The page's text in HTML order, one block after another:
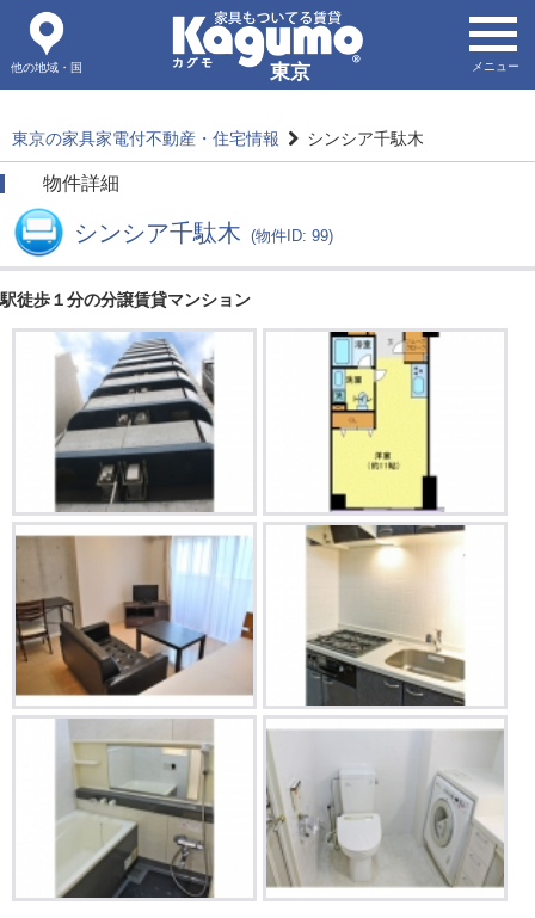
東京
他の地域・国 メニュー
東京の家具家電付不動産・住宅情報 シンシア千駄木
物件詳細
シンシア千駄木 (物件ID: 99)
駅徒歩１分の分譲賃貸マンション